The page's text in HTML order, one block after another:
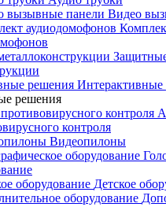
Видео
решения
контроля
Видеопилоны
Детское